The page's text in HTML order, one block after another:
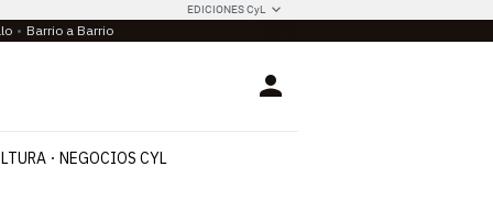
EDICIONES CyL
Barrio a Barrio
Login
NEGOCIOS CYL